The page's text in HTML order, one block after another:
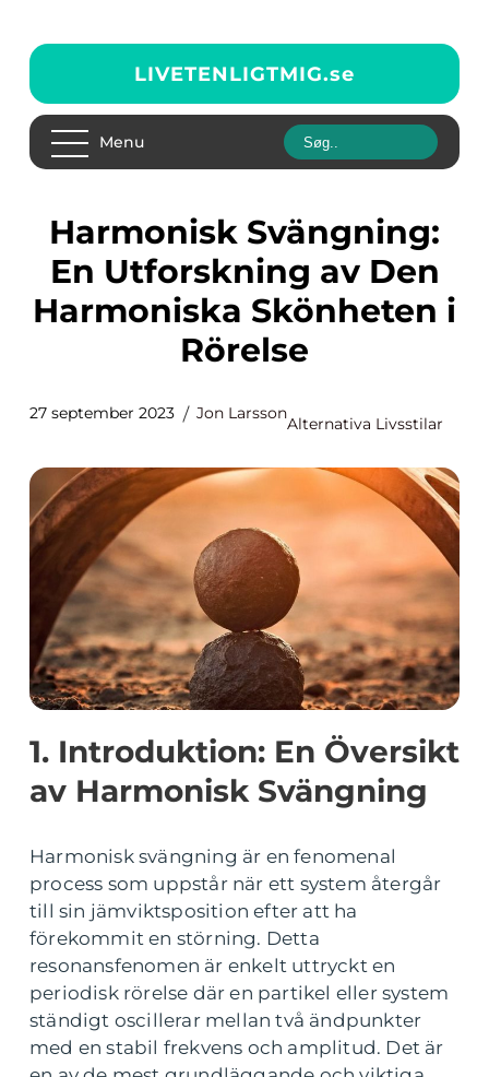
LIVETENLIGTMIG.se
Menu
Harmonisk Svängning:
En Utforskning av Den
Harmoniska Skönheten i
Rörelse
27 september 2023 Jon Larsson
Alternativa Livsstilar
1. Introduktion: En Översikt
av Harmonisk Svängning
Harmonisk svängning är en fenomenal
process som uppstår när ett system återgår
till sin jämviktsposition efter att ha
förekommit en störning. Detta
resonansfenomen är enkelt uttryckt en
periodisk rörelse där en partikel eller system
ständigt oscillerar mellan två ändpunkter
med en stabil frekvens och amplitud. Det är